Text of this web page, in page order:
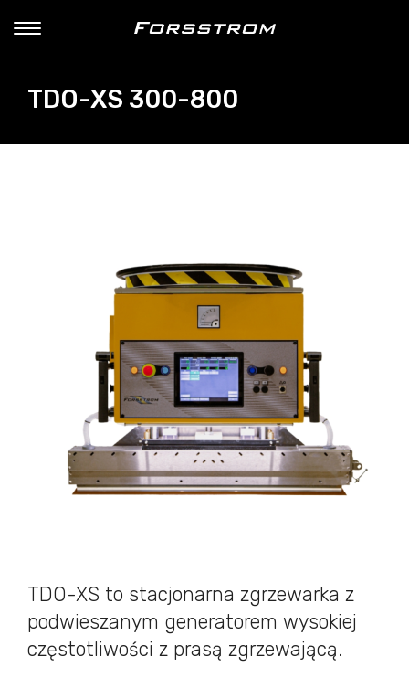
TDO-XS 300-800
TDO-XS to stacjonarna zgrzewarka z
podwieszanym generatorem wysokiej
częstotliwości z prasą zgrzewającą.